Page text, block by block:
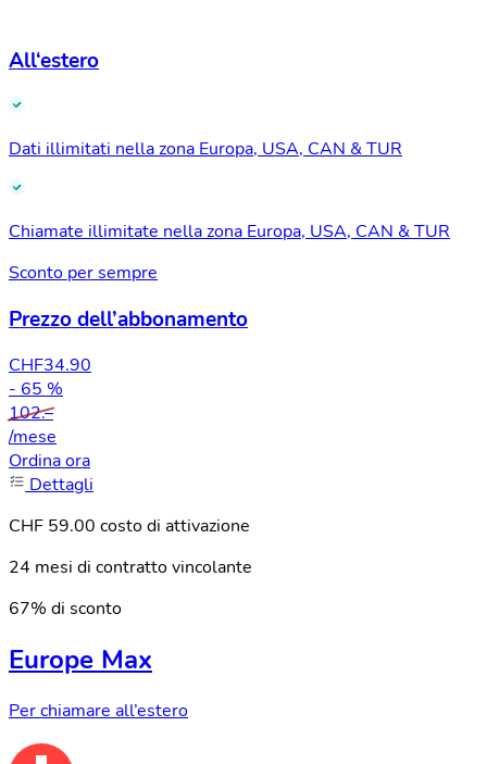
All‘estero
Dati illimitati nella zona Europa, USA, CAN & TUR
Chiamate illimitate nella zona Europa, USA, CAN & TUR
Sconto per sempre
Prezzo dell’abbonamento
CHF34.90
- 65 %
102.–
/mese
Ordina ora
Dettagli
CHF 59.00 costo di attivazione
24 mesi di contratto vincolante
67% di sconto
Europe Max
Per chiamare all’estero